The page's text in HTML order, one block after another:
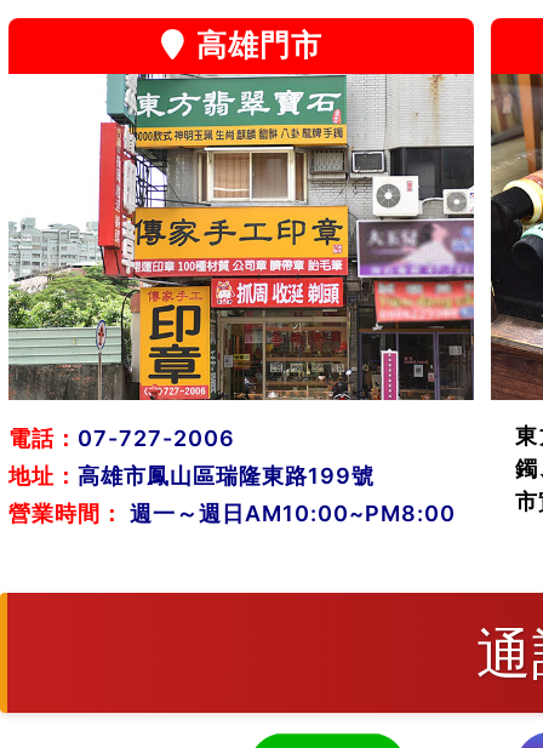
高雄門市
電話： 07-727-2006
地址： 高雄市鳳山區瑞隆東路199號
營業時間：
週一～週日AM10:00~PM8:00
鐲
市